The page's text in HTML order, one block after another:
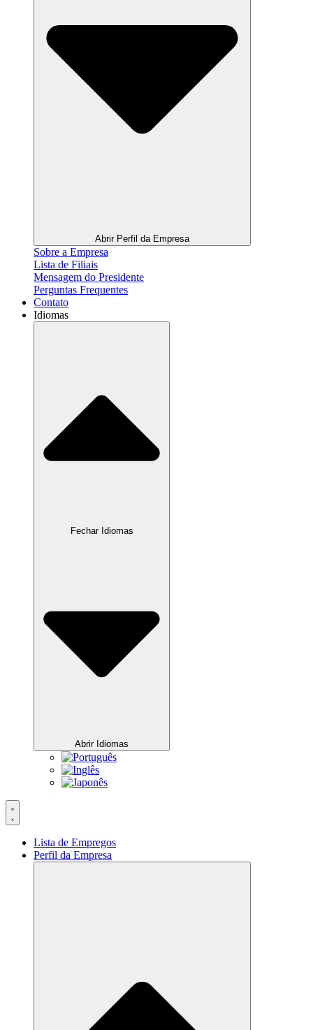
Abrir Perfil da Empresa
Sobre a Empresa
Lista de Filiais
Mensagem do Presidente
Perguntas Frequentes
Contato
Idiomas
Fechar Idiomas
Abrir Idiomas
Lista de Empregos
Perfil da Empresa